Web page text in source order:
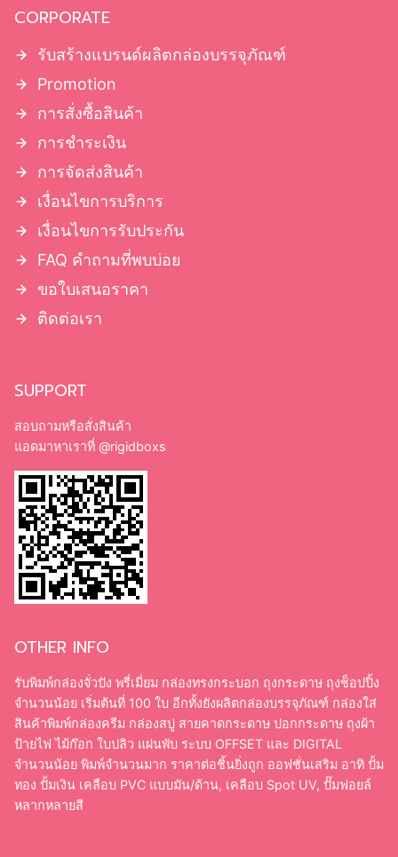
กล่องจั่วปัง
กล่องฝาครอบมีบ่า
กล่องฝาครอบโชว์บ่า
กล่องฝาเปิดหนังสือ มีแม่เหล็ก
CORPORATE
รับสร้างแบรนด์ผลิตกล่องบรรจุภัณฑ์
Promotion
การสั่งซื้อสินค้า
การชำระเงิน
การจัดส่งสินค้า
เงื่อนไขการบริการ
เงื่อนไขการรับประกัน
FAQ คำถามที่พบบ่อย
ขอใบเสนอราคา
ติดต่อเรา
SUPPORT
สอบถามหรือสั่งสินค้า
แอดมาหาเราที่ @rigidboxs
OTHER INFO
รับพิมพ์กล่องจั่วปัง พรี่เมี่ยม กล่องทรงกระบอก ถุงกระดาษ ถุงช็อปปิ้ง
จำนวนน้อย เริ่มต้นที่ 100 ใบ อีกทั้งยังผลิตกล่องบรรจุภัณฑ์ กล่องใส่
สินค้าพิมพ์กล่องครีม กล่องสบู่ สายคาดกระดาษ ปอกกระดาษ ถุงผ้า
ป้ายไฟ ไม้ก๊อก ใบปลิว แผ่นพับ ระบบ OFFSET และ DIGITAL
จำนวนน้อย พิมพ์จำนวนมาก ราคาต่อชิ้นยิ่งถูก ออฟชั่นเสริม อาทิ ปั้ม
ทอง ปั้มเงิน เคลือบ PVC แบบมัน/ด้าน, เคลือบ Spot UV, ปั๊มฟอยล์
หลากหลายสี